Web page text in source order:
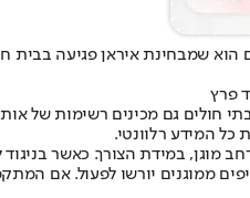
שמבחינת איראן פגיעה בבית
של תקיפה לשחרור מטופלים (רידוד) עד לתפוסה של
כל המידע רלוונטי.
מוגן, במידת הצורך. כאשר
ממוגנים יורשו לפעול. אם